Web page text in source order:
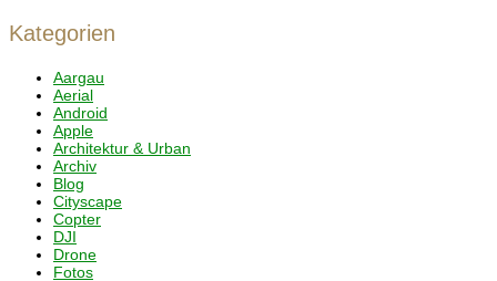
Kategorien
Aargau
Aerial
Android
Apple
Architektur & Urban
Archiv
Blog
Cityscape
Copter
DJI
Drone
Fotos